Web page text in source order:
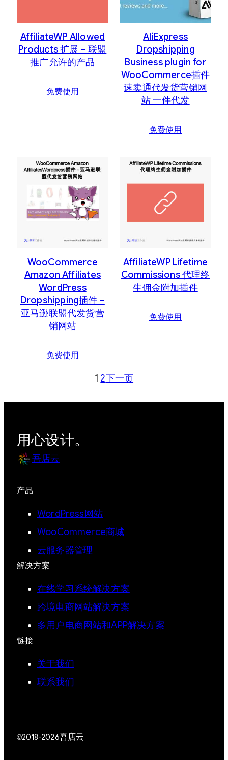
AffiliateWP Allowed
Products 扩展 – 联盟
推广允许的产品
免费使用
AliExpress
Dropshipping
Business plugin for
WooCommerce插件
速卖通代发货营销网
站 一件代发
免费使用
WooCommerce
Amazon Affiliates
WordPress
Dropshipping插件 –
亚马逊联盟代发货营
销网站
免费使用
AffiliateWP Lifetime
Commissions 代理终
生佣金附加插件
免费使用
1 2下一页
用心设计。
吾店云
产品
WordPress网站
WooCommerce商城
云服务器管理
解决方案
在线学习系统解决方案
跨境电商网站解决方案
多用户电商网站和APP解决方案
链接
关于我们
联系我们
©2018-2026吾店云